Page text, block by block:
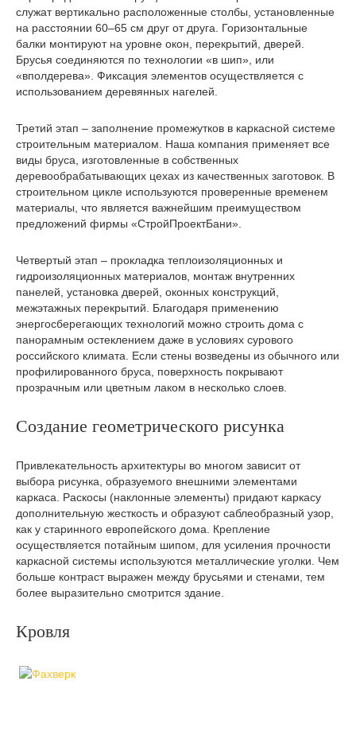
служат вертикально расположенные столбы, установленные
на расстоянии 60–65 см друг от друга. Горизонтальные
балки монтируют на уровне окон, перекрытий, дверей.
Брусья соединяются по технологии «в шип», или
«вполдерева». Фиксация элементов осуществляется с
использованием деревянных нагелей.
Третий этап – заполнение промежутков в каркасной системе
строительным материалом. Наша компания применяет все
виды бруса, изготовленные в собственных
деревообрабатывающих цехах из качественных заготовок. В
строительном цикле используются проверенные временем
материалы, что является важнейшим преимуществом
предложений фирмы «СтройПроектБани».
Четвертый этап – прокладка теплоизоляционных и
гидроизоляционных материалов, монтаж внутренних
панелей, установка дверей, оконных конструкций,
межэтажных перекрытий. Благодаря применению
энергосберегающих технологий можно строить дома с
панорамным остеклением даже в условиях сурового
российского климата. Если стены возведены из обычного или
профилированного бруса, поверхность покрывают
прозрачным или цветным лаком в несколько слоев.
Создание геометрического рисунка
Привлекательность архитектуры во многом зависит от
выбора рисунка, образуемого внешними элементами
каркаса. Раскосы (наклонные элементы) придают каркасу
дополнительную жесткость и образуют саблеобразный узор,
как у старинного европейского дома. Крепление
осуществляется потайным шипом, для усиления прочности
каркасной системы используются металлические уголки. Чем
больше контраст выражен между брусьями и стенами, тем
более выразительно смотрится здание.
Кровля